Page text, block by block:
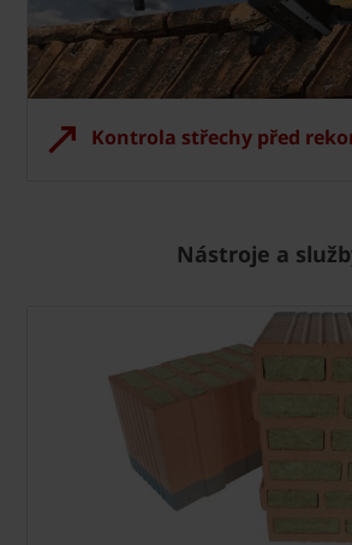
Kontrola střechy před
Nástroje a